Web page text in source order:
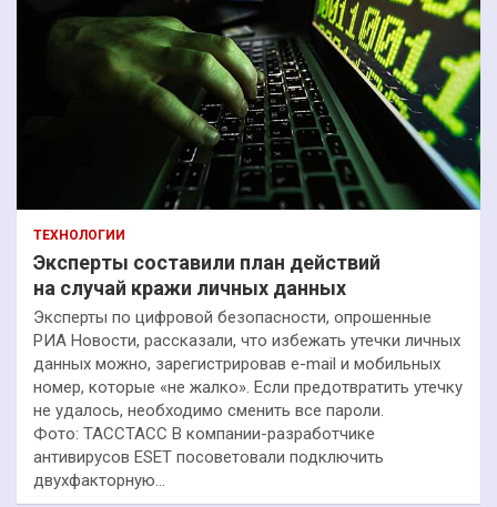
ТЕХНОЛОГИИ
Эксперты составили план действий
на случай кражи личных данных
Эксперты по цифровой безопасности, опрошенные
РИА Новости, рассказали, что избежать утечки личных
данных можно, зарегистрировав e-mail и мобильных
номер, которые «не жалко». Если предотвратить утечку
не удалось, необходимо сменить все пароли.
Фото: ТАССТАСС В компании-разработчике
антивирусов ESET посоветовали подключить
двухфакторную…